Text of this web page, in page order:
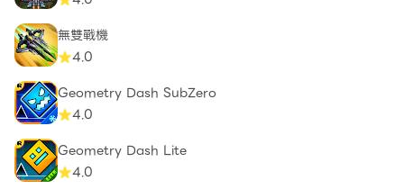
無雙戰機
4.0
Geometry Dash SubZero
4.0
Geometry Dash Lite
4.0